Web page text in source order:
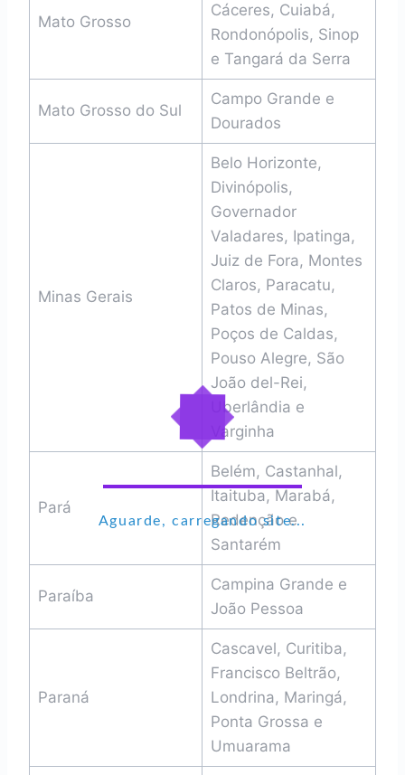
Aguarde, carregando site...
Mato Grosso
Cáceres, Cuiabá,
Rondonópolis, Sinop
e Tangará da Serra
Mato Grosso do Sul
Campo Grande e
Dourados
Minas Gerais
Belo Horizonte,
Divinópolis,
Governador
Valadares, Ipatinga,
Juiz de Fora, Montes
Claros, Paracatu,
Patos de Minas,
Poços de Caldas,
Pouso Alegre, São
João del-Rei,
Uberlândia e
Varginha
Pará
Belém, Castanhal,
Itaituba, Marabá,
Redenção e
Santarém
Paraíba
Campina Grande e
João Pessoa
Paraná
Cascavel, Curitiba,
Francisco Beltrão,
Londrina, Maringá,
Ponta Grossa e
Umuarama